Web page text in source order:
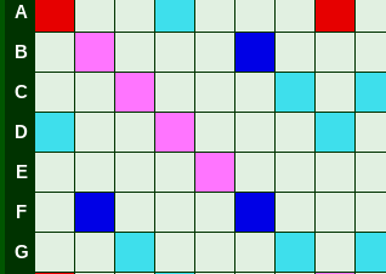
A
B
C
D
E
F
G